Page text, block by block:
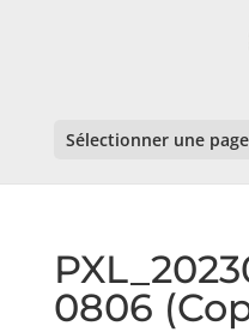
Sélectionner une page
0806